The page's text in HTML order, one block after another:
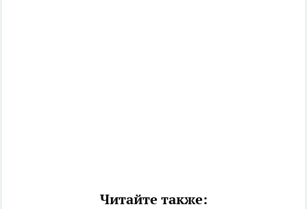
Читайте также: